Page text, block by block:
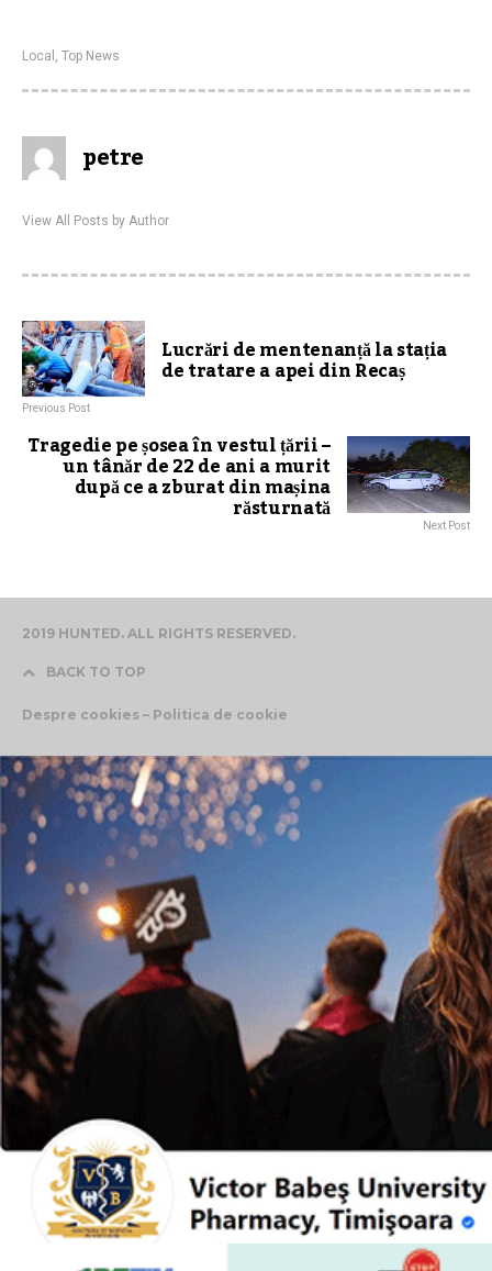
Local , Top News
petre
View All Posts by Author
Lucrări de mentenanță la stația
de tratare a apei din Recaș
Previous Post
Tragedie pe șosea în vestul țării –
un tânăr de 22 de ani a murit
după ce a zburat din mașina
răsturnată Next Post
2019 HUNTED. ALL RIGHTS RESERVED.
BACK TO TOP
Despre cookies – Politica de cookie